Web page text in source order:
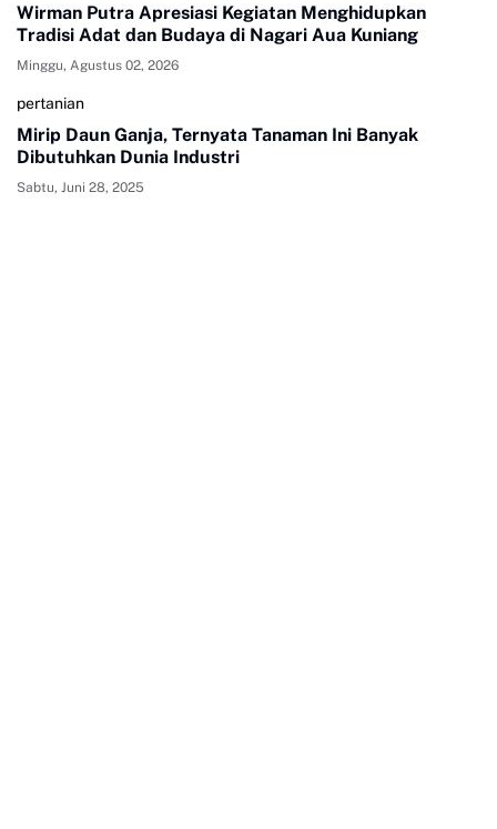
Wirman Putra Apresiasi Kegiatan Menghidupkan
Tradisi Adat dan Budaya di Nagari Aua Kuniang
Minggu, Agustus 02, 2026
pertanian
Mirip Daun Ganja, Ternyata Tanaman Ini Banyak
Dibutuhkan Dunia Industri
Sabtu, Juni 28, 2025